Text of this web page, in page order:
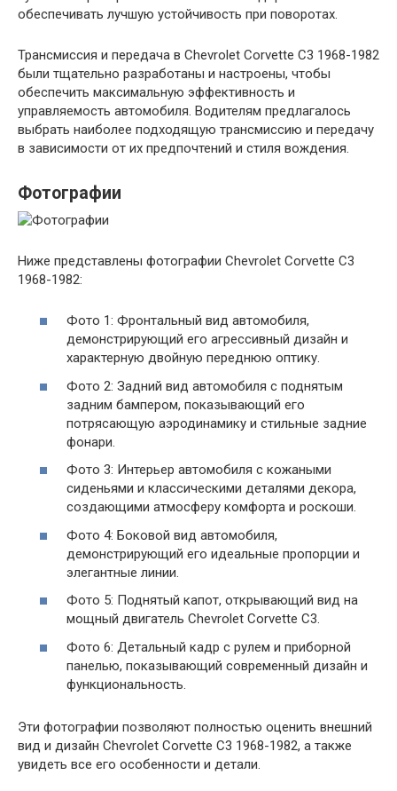
обеспечивать лучшую устойчивость при поворотах.
Трансмиссия и передача в Chevrolet Corvette C3 1968-1982
были тщательно разработаны и настроены, чтобы
обеспечить максимальную эффективность и
управляемость автомобиля. Водителям предлагалось
выбрать наиболее подходящую трансмиссию и передачу
в зависимости от их предпочтений и стиля вождения.
Фотографии
Ниже представлены фотографии Chevrolet Corvette C3
1968-1982:
Фото 1: Фронтальный вид автомобиля,
демонстрирующий его агрессивный дизайн и
характерную двойную переднюю оптику.
Фото 2: Задний вид автомобиля с поднятым
задним бампером, показывающий его
потрясающую аэродинамику и стильные задние
фонари.
Фото 3: Интерьер автомобиля с кожаными
сиденьями и классическими деталями декора,
создающими атмосферу комфорта и роскоши.
Фото 4: Боковой вид автомобиля,
демонстрирующий его идеальные пропорции и
элегантные линии.
Фото 5: Поднятый капот, открывающий вид на
мощный двигатель Chevrolet Corvette C3.
Фото 6: Детальный кадр с рулем и приборной
панелью, показывающий современный дизайн и
функциональность.
Эти фотографии позволяют полностью оценить внешний
вид и дизайн Chevrolet Corvette C3 1968-1982, а также
увидеть все его особенности и детали.